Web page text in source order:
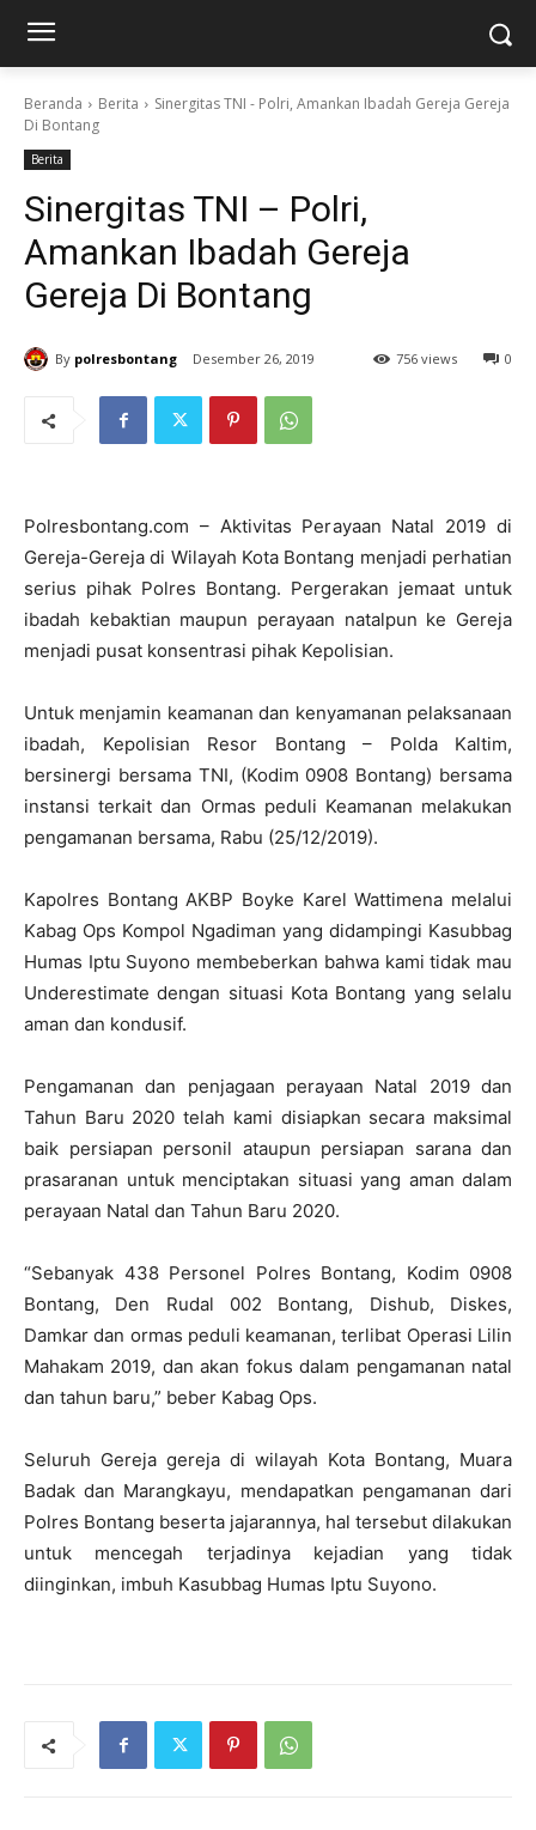
Beranda Berita
Sinergitas TNI - Polri, Amankan Ibadah Gereja Gereja
Di Bontang
Berita
Sinergitas TNI – Polri,
Amankan Ibadah Gereja
Gereja Di Bontang
By polresbontang Desember 26, 2019 0
756 views
Polresbontang.com – Aktivitas Perayaan Natal 2019 di
Gereja-Gereja di Wilayah Kota Bontang menjadi perhatian
serius pihak Polres Bontang. Pergerakan jemaat untuk
ibadah kebaktian maupun perayaan natalpun ke Gereja
menjadi pusat konsentrasi pihak Kepolisian.
Untuk menjamin keamanan dan kenyamanan pelaksanaan
ibadah, Kepolisian Resor Bontang – Polda Kaltim,
bersinergi bersama TNI, (Kodim 0908 Bontang) bersama
instansi terkait dan Ormas peduli Keamanan melakukan
pengamanan bersama, Rabu (25/12/2019).
Kapolres Bontang AKBP Boyke Karel Wattimena melalui
Kabag Ops Kompol Ngadiman yang didampingi Kasubbag
Humas Iptu Suyono membeberkan bahwa kami tidak mau
Underestimate dengan situasi Kota Bontang yang selalu
aman dan kondusif.
Pengamanan dan penjagaan perayaan Natal 2019 dan
Tahun Baru 2020 telah kami disiapkan secara maksimal
baik persiapan personil ataupun persiapan sarana dan
prasaranan untuk menciptakan situasi yang aman dalam
perayaan Natal dan Tahun Baru 2020.
“Sebanyak 438 Personel Polres Bontang, Kodim 0908
Bontang, Den Rudal 002 Bontang, Dishub, Diskes,
Damkar dan ormas peduli keamanan, terlibat Operasi Lilin
Mahakam 2019, dan akan fokus dalam pengamanan natal
dan tahun baru,” beber Kabag Ops.
Seluruh Gereja gereja di wilayah Kota Bontang, Muara
Badak dan Marangkayu, mendapatkan pengamanan dari
Polres Bontang beserta jajarannya, hal tersebut dilakukan
untuk mencegah terjadinya kejadian yang tidak
diinginkan, imbuh Kasubbag Humas Iptu Suyono.